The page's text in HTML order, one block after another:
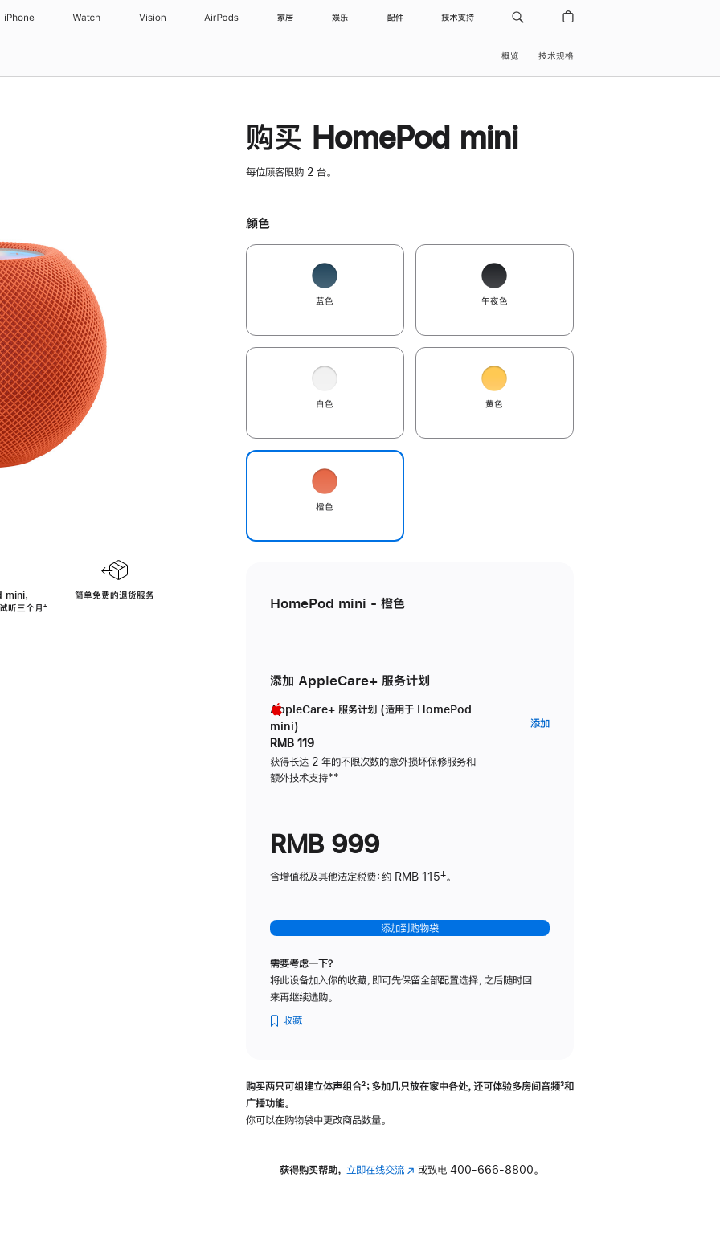
iPhone Watch Vision AirPods 家居 娱乐 配件 技术支持
概览 技术规格
，
听三个月脚
⁺
简单免费的退货服务
购买 HomePod mini
每位顾客限购 2 台。
颜色
蓝色 午夜色
白色 黄色
橙色
HomePod mini - 橙色
添加 AppleCare+ 服务计划
AppleCare+ 服务计划 (适用于 HomePod
mini)
RMB 119
获得长达 2 年的不限次数的意外损坏保修服务和
额外技术支持脚
**
添加AppleCare+
RMB 999
含增值税及其他法定税费：约 RMB 115‡。
添加到购物袋
需要考虑一下？
将此设备加入你的收藏，即可先保留全部配置选择，之后随时回
来再继续选购。
收藏
购买两只可组建立体声组合脚
²；多加几只放在家中各处，还可体验多‍房‍间音频脚
³和
广播功能。
你可以在购物袋中更改商品数量。
获得购买帮助， 立即在线交流(在 或致电 400-666-8800。